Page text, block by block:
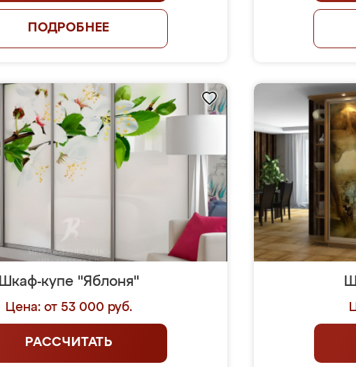
ПОДРОБНЕЕ
Шкаф-купе "Яблоня"
Цена: от 53 000 руб.
РАССЧИТАТЬ